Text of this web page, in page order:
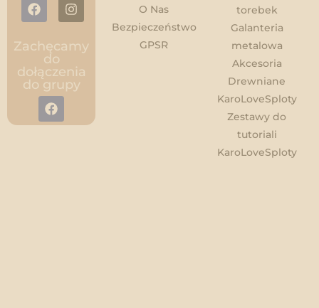
Zachęcamy
do
dołączenia
do grupy
O Nas
Bezpieczeństwo
GPSR
torebek
Galanteria
metalowa
Akcesoria
Drewniane
KaroLoveSploty
Zestawy do
tutoriali
KaroLoveSploty